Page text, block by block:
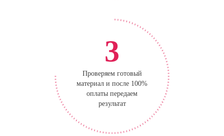
3
Проверяем готовый
материал и после 100%
оплаты передаем
результат